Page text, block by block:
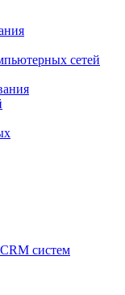
сетей
систем